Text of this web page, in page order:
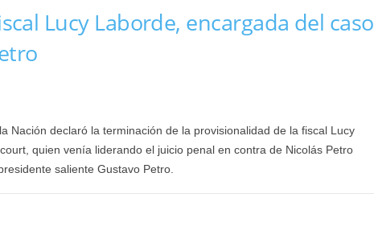
Lucy Laborde, encargada del caso
Nación declaró la terminación de la provisionalidad de la fiscal Lucy
quien venía liderando el juicio penal en contra de Nicolás Petro
saliente Gustavo Petro.